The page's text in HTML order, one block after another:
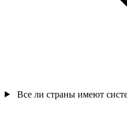
Все ли страны имеют